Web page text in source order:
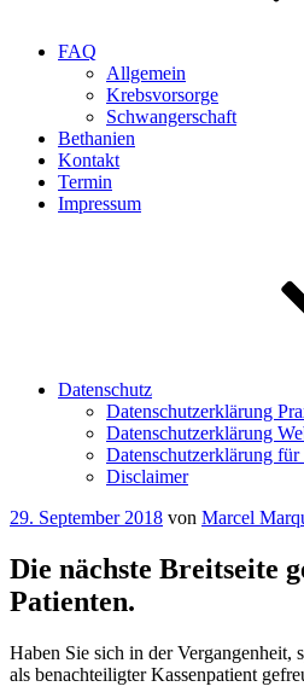
FAQ
Allgemein
Krebsvorsorge
Schwangerschaft
Bethanien
Kontakt
Termin
Impressum
Datenschutz
Datenschutzerklärung
Datenschutzerklärung
Datenschutzerklärung für
Disclaimer
Veröffentlicht
29. September 2018 von Marcel
Die nächste Breitseite
Patienten.
Haben Sie sich in der Vergangenheit,
als benachteiligter Kassenpatient